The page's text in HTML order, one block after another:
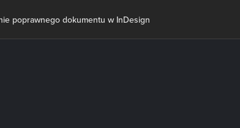
poprawnego dokumentu w InDesign